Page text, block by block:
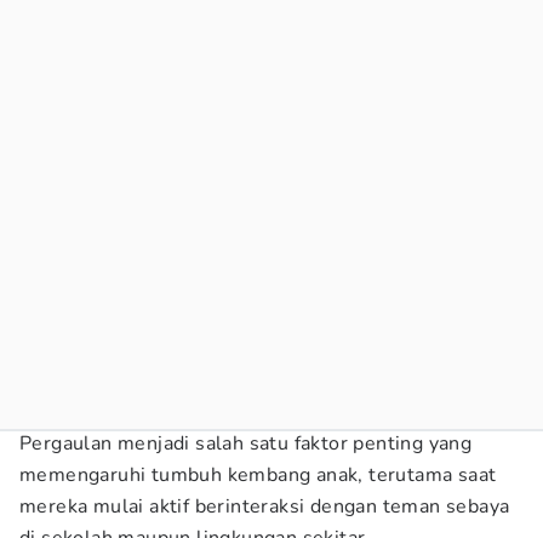
Pergaulan menjadi salah satu faktor penting yang
memengaruhi tumbuh kembang anak, terutama saat
mereka mulai aktif berinteraksi dengan teman sebaya